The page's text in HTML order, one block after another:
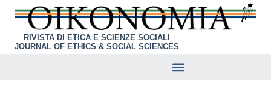
RIVISTA DI ETICA E SCIENZE SOCIALI
JOURNAL OF ETHICS & SOCIAL SCIENCES